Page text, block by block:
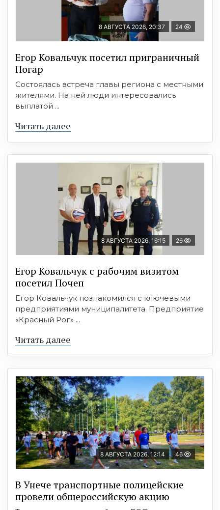
8 АВГУСТА 2026, 20:37 24
Егор Ковальчук посетил приграничный
Погар
Состоялась встреча главы региона с местными
жителями. На ней люди интересовались
выплатой ...
Читать далее
8 АВГУСТА 2026, 16:15 26
Егор Ковальчук с рабочим визитом
посетил Почеп
Егор Ковальчук познакомился с ключевыми
предприятиями муниципалитета. Предприятие
«Красный Рог» ...
Читать далее
8 АВГУСТА 2026, 12:14 46
В Унече транспортные полицейские
провели общероссийскую акцию